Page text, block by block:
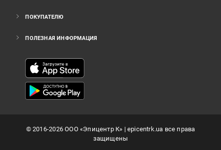
ПОКУПАТЕЛЮ
ПОЛЕЗНАЯ ИНФОРМАЦИЯ
©2016-2026ООО «Эпицентр К» | epicentrk.ua все права
защищены